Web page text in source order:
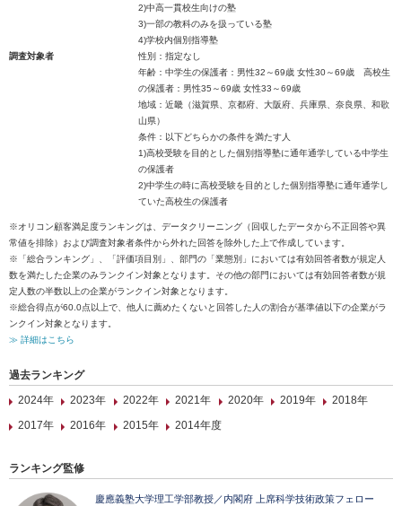
2)中高一貫校生向けの塾
3)一部の教科のみを扱っている塾
4)学校内個別指導塾
調査対象者
性別：指定なし
年齢：中学生の保護者：男性32～69歳 女性30～69歳 高校生
の保護者：男性35～69歳 女性33～69歳
地域：近畿（滋賀県、京都府、大阪府、兵庫県、奈良県、和歌
山県）
条件：以下どちらかの条件を満たす人
1)高校受験を目的とした個別指導塾に通年通学している中学生
の保護者
2)中学生の時に高校受験を目的とした個別指導塾に通年通学し
ていた高校生の保護者
※オリコン顧客満足度ランキングは、データクリーニング（回収したデータから不正回答や異
常値を排除）および調査対象者条件から外れた回答を除外した上で作成しています。
※「総合ランキング」、「評価項目別」、部門の「業態別」においては有効回答者数が規定人
数を満たした企業のみランクイン対象となります。その他の部門においては有効回答者数が規
定人数の半数以上の企業がランクイン対象となります。
※総合得点が60.0点以上で、他人に薦めたくないと回答した人の割合が基準値以下の企業がラ
ンクイン対象となります。
≫ 詳細はこちら
過去ランキング
2024年
2023年 2022年 2021年 2020年 2019年
2018年
2017年
2016年 2015年 2014年度
ランキング監修
慶應義塾大学理工学部教授／内閣府 上席科学技術政策フェロー